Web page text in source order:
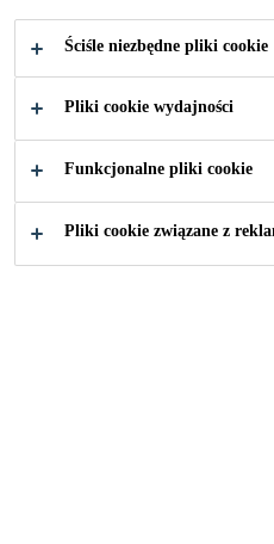
Ściśle niezbędne pliki cookie
Pliki cookie wydajności
Funkcjonalne pliki cookie
Pliki cookie związane z